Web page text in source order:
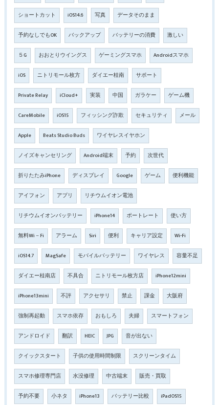
ショートカット iOS14.6 写真 データそのまま
予約なしでもOK バックアップ バッテリーの消費 激しい
５G おおとりウイングス ゲーミングスマホ Androidスマホ
iOS ニトリモール枚方 ダイエー桂南 サポート
Private Relay iCloud+ 実装 中国 ガラケー ゲーム機
CareMobile iOS15 フィッシング詐欺 セキュリティ メール
Apple Beats Studio Buds ワイヤレスイヤホン
ノイズキャンセリング Android端末 予約 次世代
折りたたみiPhone ディスプレイ Google ゲーム 便利機能
アイフォン アプリ リチウムイオン電池
リチウムイオンバッテリー iPhone14 ポートレート 使い方
無料Wi－Fi アラーム Siri 便利 キャリア設定 Wi-Fi
iOS14.7 MagSafe モバイルバッテリー ワイヤレス 容量不足
ダイエー桂南店 不具合 ニトリモール枚方店 iPhone12mini
iPhone13mini 不評 アクセサリ 禁止 課金 大阪府
強制再起動 スマホ依存 おもしろ 夫婦 スマートフォン
アンドロイド 翻訳 HEIC JPG 音が出ない
クイックスタート 子供の使用時間制限 スクリーンタイム
スマホ修理専門店 水没修理 中古端末 販売・買取
予約不要 小ネタ iPhone13 バッテリー比較 iPadOS15